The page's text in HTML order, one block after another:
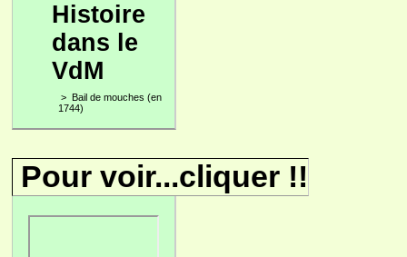
Histoire
dans le
VdM
> Bail de mouches (en
1744)
Pour voir...cliquer !!